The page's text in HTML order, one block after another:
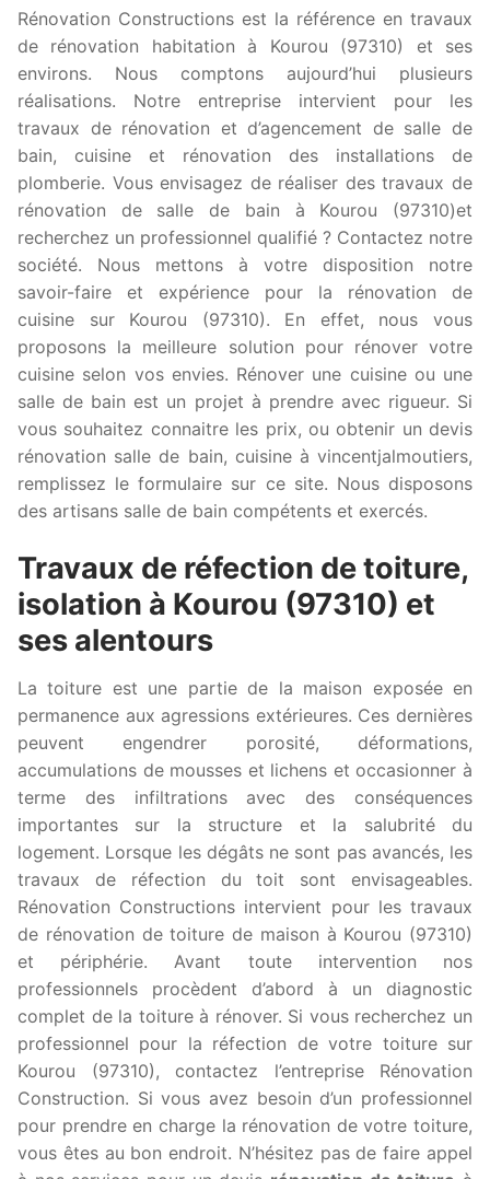
Rénovation Constructions est la référence en travaux
de rénovation habitation à Kourou (97310) et ses
environs. Nous comptons aujourd’hui plusieurs
réalisations. Notre entreprise intervient pour les
travaux de rénovation et d’agencement de salle de
bain, cuisine et rénovation des installations de
plomberie. Vous envisagez de réaliser des travaux de
rénovation de salle de bain à Kourou (97310)et
recherchez un professionnel qualifié ? Contactez notre
société. Nous mettons à votre disposition notre
savoir-faire et expérience pour la rénovation de
cuisine sur Kourou (97310). En effet, nous vous
proposons la meilleure solution pour rénover votre
cuisine selon vos envies. Rénover une cuisine ou une
salle de bain est un projet à prendre avec rigueur. Si
vous souhaitez connaitre les prix, ou obtenir un devis
rénovation salle de bain, cuisine à vincentjalmoutiers,
remplissez le formulaire sur ce site. Nous disposons
des artisans salle de bain compétents et exercés.
Travaux de réfection de toiture,
isolation à Kourou (97310) et
ses alentours
La toiture est une partie de la maison exposée en
permanence aux agressions extérieures. Ces dernières
peuvent engendrer porosité, déformations,
accumulations de mousses et lichens et occasionner à
terme des infiltrations avec des conséquences
importantes sur la structure et la salubrité du
logement. Lorsque les dégâts ne sont pas avancés, les
travaux de réfection du toit sont envisageables.
Rénovation Constructions intervient pour les travaux
de rénovation de toiture de maison à Kourou (97310)
et périphérie. Avant toute intervention nos
professionnels procèdent d’abord à un diagnostic
complet de la toiture à rénover. Si vous recherchez un
professionnel pour la réfection de votre toiture sur
Kourou (97310), contactez l’entreprise Rénovation
Construction. Si vous avez besoin d’un professionnel
pour prendre en charge la rénovation de votre toiture,
vous êtes au bon endroit. N’hésitez pas de faire appel